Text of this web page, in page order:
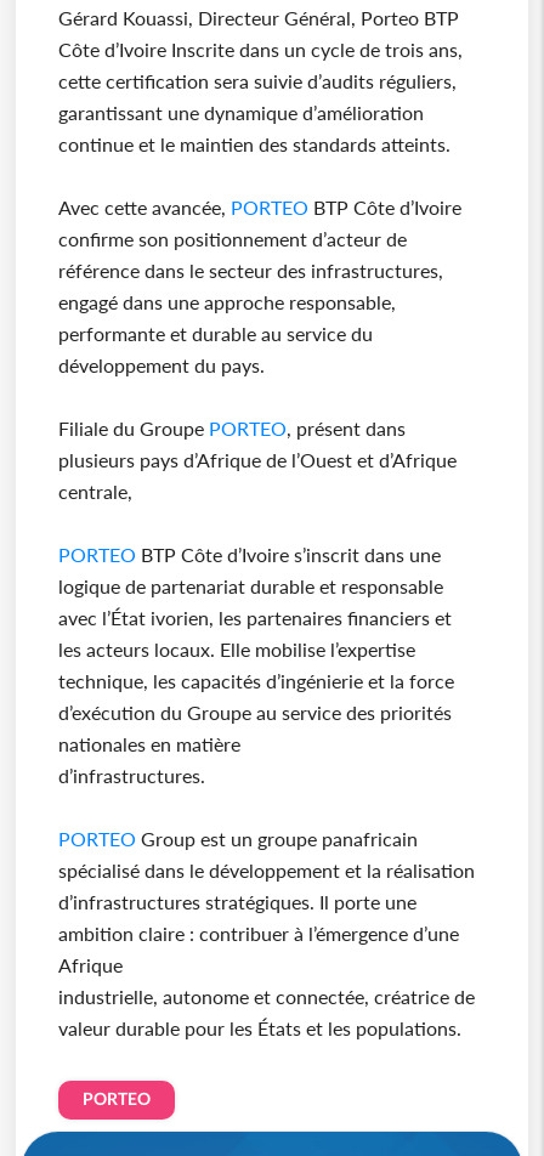
Gérard Kouassi, Directeur Général, Porteo BTP
Côte d’Ivoire Inscrite dans un cycle de trois ans,
cette certification sera suivie d’audits réguliers,
garantissant une dynamique d’amélioration
continue et le maintien des standards atteints.
Avec cette avancée, PORTEO BTP Côte d’Ivoire
confirme son positionnement d’acteur de
référence dans le secteur des infrastructures,
engagé dans une approche responsable,
performante et durable au service du
développement du pays.
Filiale du Groupe PORTEO, présent dans
plusieurs pays d’Afrique de l’Ouest et d’Afrique
centrale,
PORTEO BTP Côte d’Ivoire s’inscrit dans une
logique de partenariat durable et responsable
avec l’État ivorien, les partenaires financiers et
les acteurs locaux. Elle mobilise l’expertise
technique, les capacités d’ingénierie et la force
d’exécution du Groupe au service des priorités
nationales en matière
d’infrastructures.
PORTEO Group est un groupe panafricain
spécialisé dans le développement et la réalisation
d’infrastructures stratégiques. Il porte une
ambition claire : contribuer à l’émergence d’une
Afrique
industrielle, autonome et connectée, créatrice de
valeur durable pour les États et les populations.
PORTEO